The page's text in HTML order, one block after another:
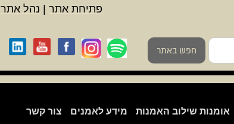
אומנות שילוב האמנות מידע לאמנים צור קשר
פתיחת אתר נהל אתר
חפש באתר